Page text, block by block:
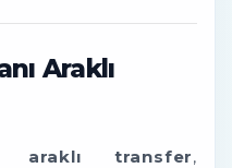
Araklı
araklı transfer,